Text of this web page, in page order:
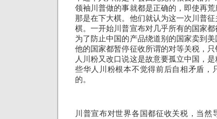
领袖川普做的事就都是正确的，即使再
那是在下大棋。他们就认为这一次川普
棋。一开始川普宣布对几乎所有的国家
为了防止中国的产品绕道别的国家卖到
他的国家都暂停征收所谓的对等关税，
人川粉又改口说这是故意要孤立中国，
些华人川粉根本不觉得前后自相矛盾，
的。
川普宣布对世界各国都征收关税，当然